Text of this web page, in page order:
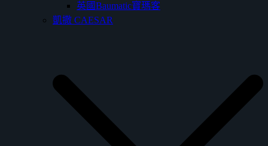
英國Baumatic寶瑪客
凱撒 CAESAR